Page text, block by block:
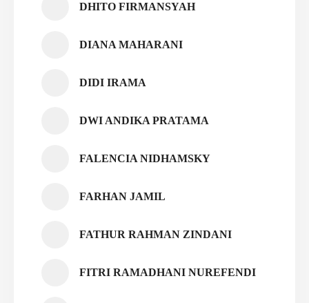
DHITO FIRMANSYAH
DIANA MAHARANI
DIDI IRAMA
DWI ANDIKA PRATAMA
FALENCIA NIDHAMSKY
FARHAN JAMIL
FATHUR RAHMAN ZINDANI
FITRI RAMADHANI NUREFENDI